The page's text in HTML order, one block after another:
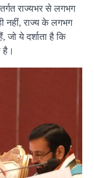
राज्यभर से लगभग
नहीं, राज्य के लगभग
ये दर्शाता है कि
है।